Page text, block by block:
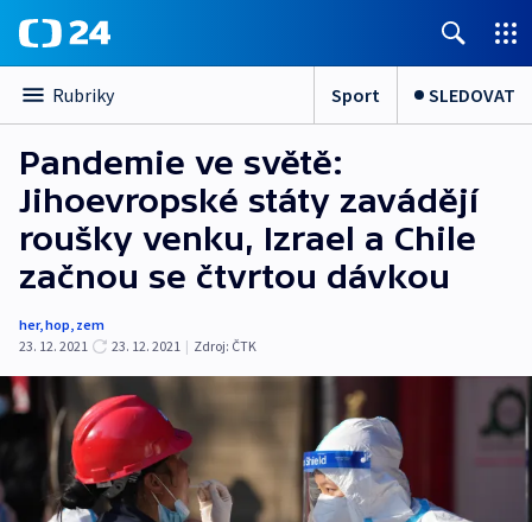
Rubriky Sport SLEDOVAT
Pandemie ve světě:
Jihoevropské státy zavádějí
roušky venku, Izrael a Chile
začnou se čtvrtou dávkou
her,hop, zem
23. 12. 2021
23. 12. 2021 | Zdroj: ČTK